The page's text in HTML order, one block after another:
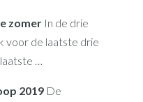
zomerIn de drie
voor de laatste drie
…
2019De